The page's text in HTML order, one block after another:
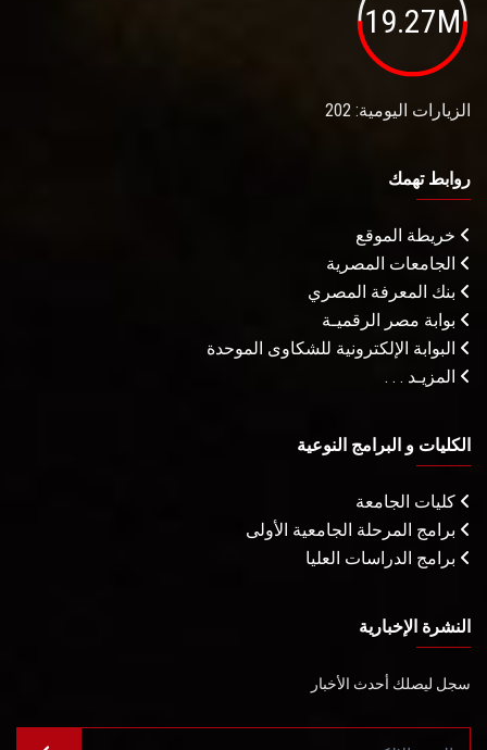
19.27M
الزيارات اليومية: 202
روابط تهمك
خريطة الموقع
الجامعات المصرية
بنك المعرفة المصري
بوابة مصر الرقميـة
البوابة الإلكترونية للشكاوى الموحدة
المزيـد . . .
الكليات و البرامج النوعية
كليات الجامعة
برامج المرحلة الجامعية الأولى
برامج الدراسات العليا
النشرة الإخبارية
سجل ليصلك أحدث الأخبار